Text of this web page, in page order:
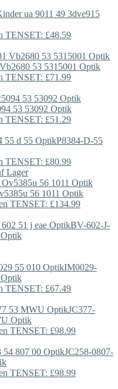
ua 9011 49 3dve915
TENSET: £48.59
Vb2680 53 5315001 Optik
TENSET: £71.99
53 53092 Optik
TENSET: £51.29
P8384-D-55
TENSET: £80.99
Lager
56 1011 Optik
TENSET: £134.99
BV-602-J-
IM0029-
TENSET: £67.49
JC377-
Optik
TENSET: £98.99
JC258-0807-
TENSET: £98.99